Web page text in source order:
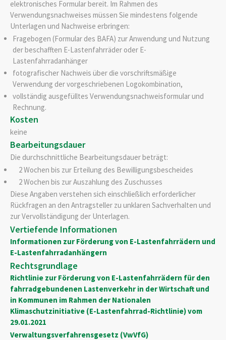
elektronisches Formular bereit. Im Rahmen des
Verwendungsnachweises müssen Sie mindestens folgende
Unterlagen und Nachweise erbringen:
­Fragebogen (Formular des BAFA) zur Anwendung und Nutzung
der beschafften E-Lastenfahrräder oder E-
Lastenfahrradanhänger
­fotografischer Nachweis über die vorschriftsmäßige
Verwendung der vorgeschriebenen Logokombination,
­vollständig ausgefülltes Verwendungsnachweisformular und
Rechnung.
Kosten
keine
Bearbeitungsdauer
Die durchschnittliche Bearbeitungsdauer beträgt:
­ 2 Wochen bis zur Erteilung des Bewilligungsbescheides
­ 2 Wochen bis zur Auszahlung des Zuschusses
Diese Angaben verstehen sich einschließlich erforderlicher
Rückfragen an den Antragsteller zu unklaren Sachverhalten und
zur Vervollständigung der Unterlagen.
Vertiefende Informationen
Informationen zur Förderung von E-Lastenfahrrädern und
E-Lastenfahrradanhängern
Rechtsgrundlage
Richtlinie zur Förderung von E-Lastenfahrrädern für den
fahrradgebundenen Lastenverkehr in der Wirtschaft und
in Kommunen im Rahmen der Nationalen
Klimaschutzinitiative (E-Lastenfahrrad-Richtlinie) vom
29.01.2021
Verwaltungsverfahrensgesetz (VwVfG)